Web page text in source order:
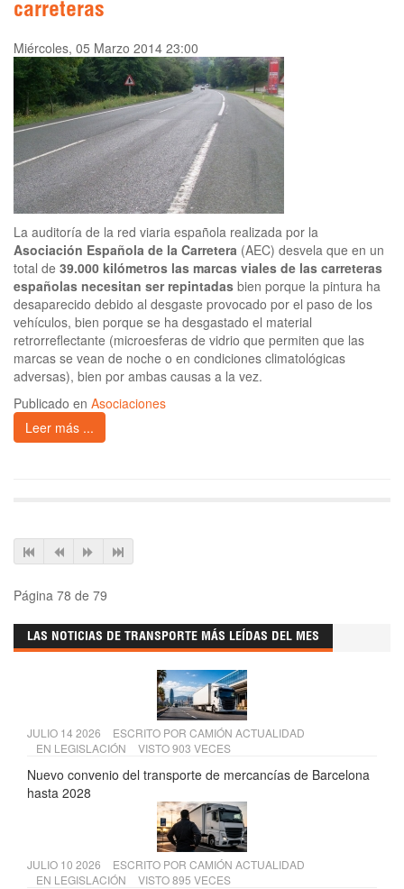
carreteras
Miércoles, 05 Marzo 2014 23:00
La auditoría de la red viaria española realizada por la
Asociación Española de la Carretera (AEC) desvela que en un
total de 39.000 kilómetros las marcas viales de las carreteras
españolas necesitan ser repintadas bien porque la pintura ha
desaparecido debido al desgaste provocado por el paso de los
vehículos, bien porque se ha desgastado el material
retrorreflectante (microesferas de vidrio que permiten que las
marcas se vean de noche o en condiciones climatológicas
adversas), bien por ambas causas a la vez.
Publicado en Asociaciones
Leer más ...
Página 78 de 79
LAS NOTICIAS DE TRANSPORTE MÁS LEÍDAS DEL MES
JULIO 14 2026 ESCRITO POR CAMIÓN ACTUALIDAD
EN LEGISLACIÓN VISTO 903 VECES
Nuevo convenio del transporte de mercancías de Barcelona
hasta 2028
JULIO 10 2026 ESCRITO POR CAMIÓN ACTUALIDAD
EN LEGISLACIÓN VISTO 895 VECES